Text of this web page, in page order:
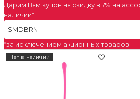
Дарим Вам купон на скидку в 7% на
наличии*
*за исключением акционных товаров
Нет в наличии